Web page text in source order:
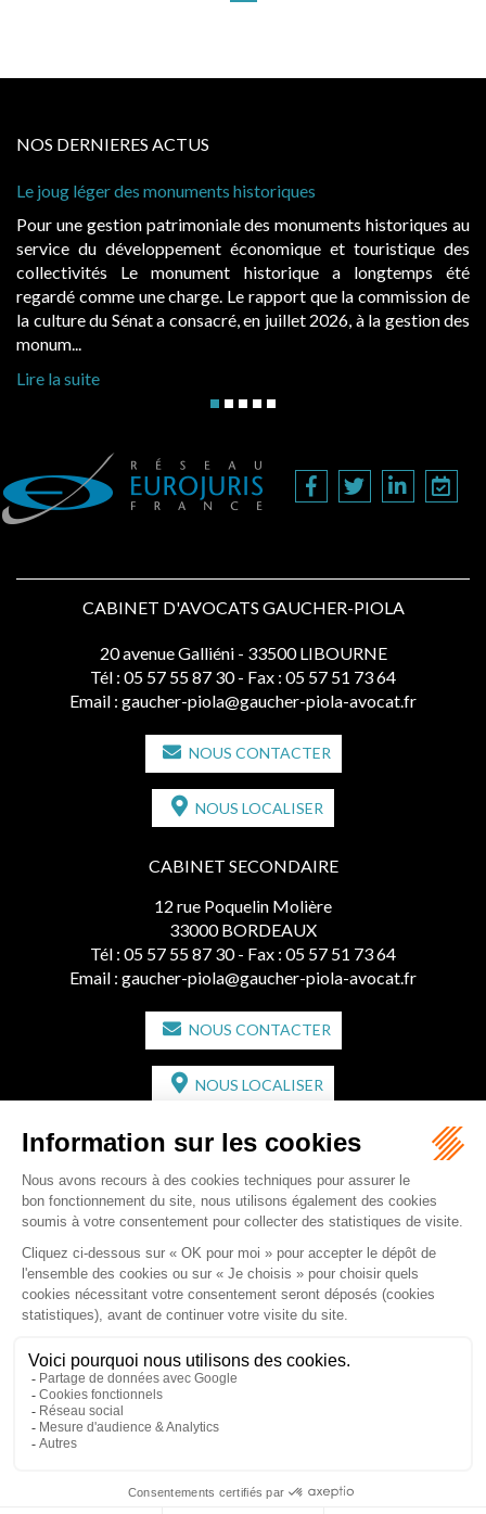
NOS DERNIERES ACTUS
léger des monuments historiques
gestion patrimoniale des monuments historiques au
du développement économique et touristique des
Le monument historique a longtemps été
comme une charge. Le rapport que la commission de
du Sénat a consacré, en juillet 2026, à la gestion des
suite
public,
CABINET D'AVOCATS GAUCHER-PIOLA
20 avenue Galliéni - 33500 LIBOURNE
Tél : 05 57 55 87 30 - Fax : 05 57 51 73 64
Email : gaucher-piola@gaucher-piola-avocat.fr
NOUS CONTACTER
NOUS LOCALISER
CABINET SECONDAIRE
12 rue Poquelin Molière
33000 BORDEAUX
Tél : 05 57 55 87 30 - Fax : 05 57 51 73 64
Email : gaucher-piola@gaucher-piola-avocat.fr
NOUS CONTACTER
NOUS LOCALISER
CABINET SECONDAIRE
2 bis Avenue de l'Europe
33350 ST MAGNE-DE-CASTILLON
Tél :05 57 55 87 30 - Fax : 05 57 51 73 64
Email :gaucher-piola@gaucher-piola-avocat.fr
NOUS CONTACTER
NOUS LOCALISER
Honoraires Plan du site Mentions légales